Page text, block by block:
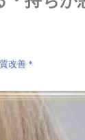
改善＊